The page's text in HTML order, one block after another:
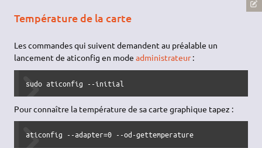
Température de la carte
Les commandes qui suivent demandent au préalable un
lancement de aticonfig en modeadministrateur:
sudo aticonfig --initial
Pour connaître la température de sa carte graphique tapez :
aticonfig --adapter=0 --od-gettemperature